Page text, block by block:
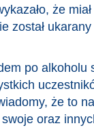
że
został
po alkoholu
że to
oraz